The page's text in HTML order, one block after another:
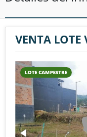
VENTA LOTE
LOTE CAMPESTRE